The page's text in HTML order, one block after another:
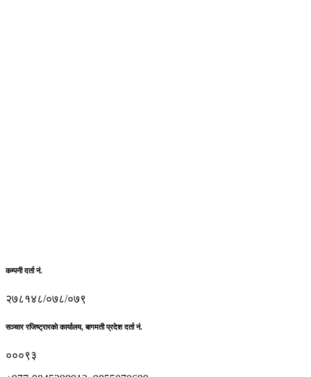
कम्पनी दर्ता नं.
२७८१४८/०७८/०७९
सञ्चार रजिष्ट्रारकाे कार्यालय, बागमती प्रदेश दर्ता नं.
०००९३